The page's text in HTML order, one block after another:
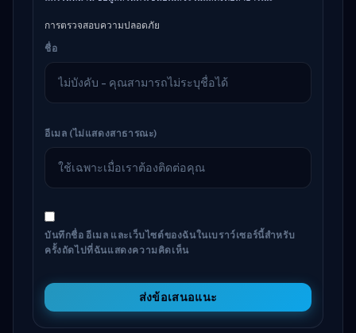
การตรวจสอบความปลอดภัย
ชื่อ
อีเมล (ไม่แสดงสาธารณะ)
บันทึกชื่อ อีเมล และเว็บไซต์ของฉันในเบราว์เซอร์นี้สำหรับ
ครั้งถัดไปที่ฉันแสดงความคิดเห็น
ส่งข้อเสนอแนะ